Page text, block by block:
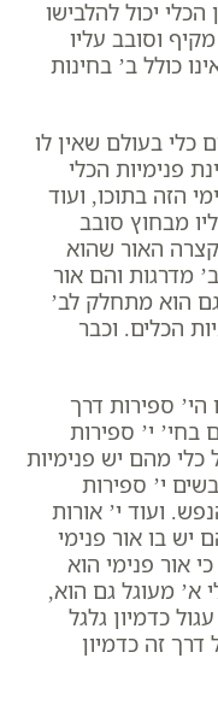
יכול להלבישו
וסובב עליו
כולל ב’ בחינות
כלי בעולם שאין לו
פנימיות הכלי
הזה בתוכו, ועוד
מבחוץ סובב
האור שהוא
מדרגות והם אור
הוא מתחלק לב’
הכלים. וכבר
ספירות דרך
בחי’ י’ ספירות
כלי מהם יש פנימיות
י’ ספירות
ועוד י’ אורות
יש בו אור פנימי
אור פנימי הוא
א’ מעוגל גם הוא,
כדמיון גלגל
דרך זה כדמיון